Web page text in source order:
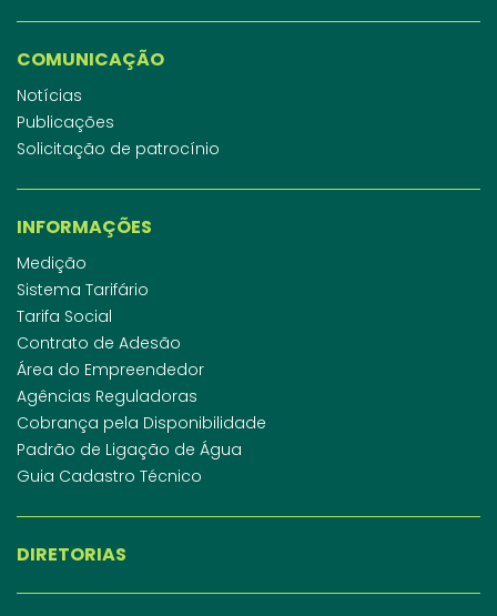
COMUNICAÇÃO
Notícias
Publicações
Solicitação de patrocínio
INFORMAÇÕES
Medição
Sistema Tarifário
Tarifa Social
Contrato de Adesão
Área do Empreendedor
Agências Reguladoras
Cobrança pela Disponibilidade
Padrão de Ligação de Água
Guia Cadastro Técnico
DIRETORIAS